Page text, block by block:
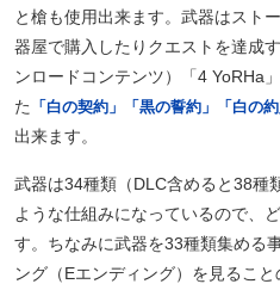
と槍も使用出来ます。武器はスト
器屋で購入したりクエストを達成
ンロードコンテンツ）「4 YoRHa
た 「白の契約」 「黒の誓約」 「白の約
出来ます。
武器は34種類（DLC含めると38種
ような仕組みになっているので、
す。ちなみに武器を33種類集める
ング（Eエンディング）を見ること